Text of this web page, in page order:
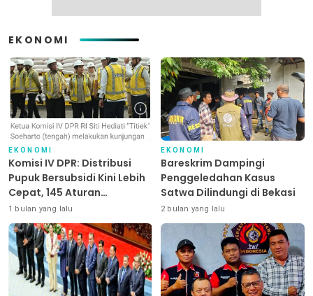
EKONOMI
EKONOMI
Komisi IV DPR: Distribusi
Pupuk Bersubsidi Kini Lebih
Cepat, 145 Aturan
Dipangkas
1 bulan yang lalu
EKONOMI
Bareskrim Dampingi
Penggeledahan Kasus
Satwa Dilindungi di Bekasi
2 bulan yang lalu